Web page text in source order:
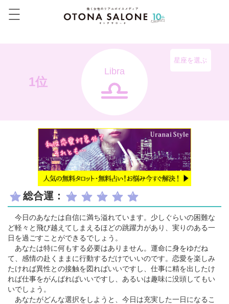
1位
Libra
星座を選ぶ
総合運：
今日のあなたは自信に満ち溢れています。少しぐらいの困難な
ど軽々と飛び越えてしまえるほどの跳躍力があり、実りのある一
日を過ごすことができるでしょう。
あなたは特に何もする必要はありません。運命に身をゆだね
て、感情の赴くままに行動するだけでいいのです。恋愛を楽しみ
たければ異性との接触を図ればいいですし、仕事に精を出したけ
れば仕事をがんばればいいですし、あるいは趣味に没頭してもい
いでしょう。
あなたがどんな選択をしようと、今日は充実した一日になるこ